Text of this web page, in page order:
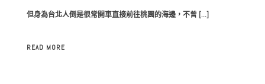
但身為台北人倒是很常開車直接前往桃園的海邊，不曾 […]
READ MORE